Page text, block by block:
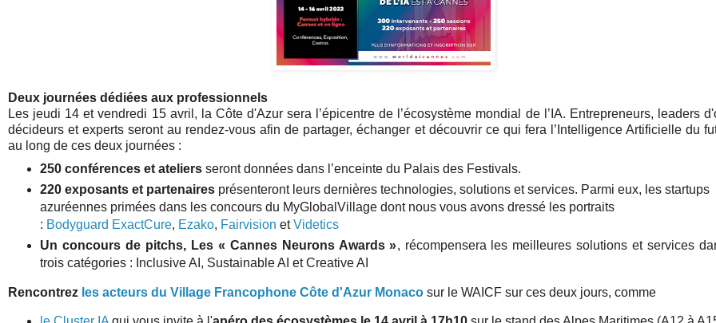
Deux journées dédiées aux professionnels
Les jeudi 14 et vendredi 15 avril, la Côte d'Azur sera l’épicentre de l’écosystème mondial de l’IA. Entrepreneurs, leaders
décideurs et experts seront au rendez-vous afin de partager, échanger et découvrir ce qui fera l’Intelligence Artificielle du
au long de ces deux journées :
250 conférences et ateliers seront données dans l’enceinte du Palais des Festivals.
220 exposants et partenaires présenteront leurs dernières technologies, solutions et services. Parmi eux, les startups
azuréennes primées dans les concours du MyGlobalVillage dont nous vous avons dressé les portraits
: Bodyguard ExactCure, Ezako, Fairvision etVidetics
Un concours de pitchs, Les « Cannes Neurons Awards », récompensera les meilleures solutions et services
trois catégories : Inclusive AI, Sustainable AI et Creative AI
Rencontrez les acteurs du Village Francophone Côte d'Azur Monaco sur le WAICF sur ces deux jours, comme